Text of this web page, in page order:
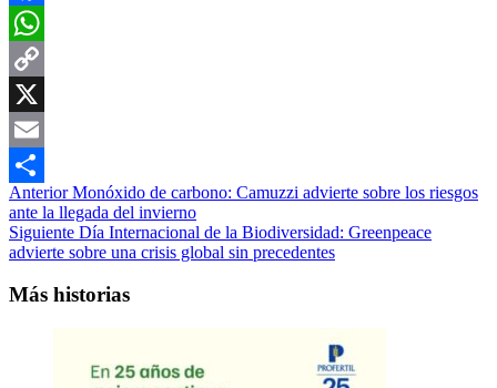
Facebook
WhatsApp
Copy
Link
X
Email
Compartir
Navegación
de
entradas
AnteriorMonóxido de carbono: Camuzzi advierte sobre los riesgos
ante la llegada del invierno
Siguiente Día Internacional de la Biodiversidad: Greenpeace
advierte sobre una crisis global sin precedentes
Más historias